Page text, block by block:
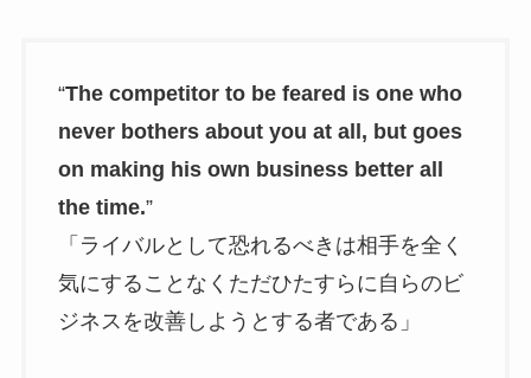
“The competitor to be feared is one who
never bothers about you at all, but goes
on making his own business better all
the time.”
「ライバルとして恐れるべきは相手を全く
気にすることなくただひたすらに自らのビ
ジネスを改善しようとする者である」